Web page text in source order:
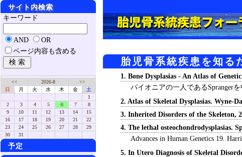
胎児骨系統疾患を知る
1. Bone Dysplasias - An Atlas of
パイオニアの一人であるSpranger
2. Atlas of Skeletal Dysplasias. Wyne-
3. Inherited Disorders of the Skeleton,
4. The lethal osteochondrodysplasias.
Advances in Human Genetics 19.
5. In Utero Diagnosis of Skeletal
サイト内検索
キーワード
AND
OR
ページ内容も含める
<< 2026-8
>>
日
月 火 水 木 金
土
1
2
3 4 5 6 7
8
9
10 11 12 13 14
15
16
17 18 19 20 21
22
23
24 25 26 27 28
29
30
31
予定